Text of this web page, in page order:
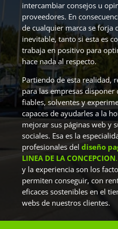
intercambiar consejos u
proveedores. En
de cualquier marca se forja
inevitable, tanto si esta es
trabaja en positivo para
hace nada al respecto.
Partiendo de esta realidad,
para las empresas disponer
fiables, solventes y
capaces de ayudarles a la
mejorar sus páginas web y
sociales. Esa es la
profesionales del diseño
LINEA DE LA CONCEPCION.
y la experiencia son los
permiten conseguir, con
eficaces sostenibles en el
webs de nuestros clientes.